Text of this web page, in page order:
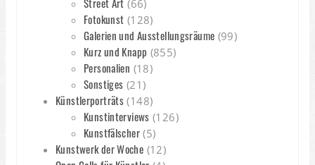
(66)
Fotokunst (128)
Galerien und Ausstellungsräume (99)
Kurz und Knapp (855)
Personalien (18)
Sonstiges (21)
Künstlerporträts (148)
Kunstinterviews (126)
Kunstfälscher(5)
Kunstwerk der Woche (12)